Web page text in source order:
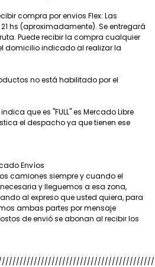
compra por envios Flex: Las
hs (aproximadamente). Se entregará
Puede recibir la compra cualquier
domicilio indicado al realizar la
no está habilitado por el
que es "FULL" es Mercado Libre
el despacho ya que tienen ese
Envíos
camiones siempre y cuando el
y lleguemos a esa zona,
al expreso que usted quiera, para
ambas partes por mensaje
de envió se abonan al recibir los